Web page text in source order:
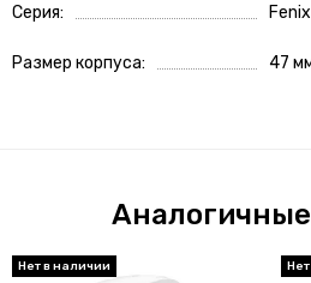
Серия Fenix
Размер корпуса 47